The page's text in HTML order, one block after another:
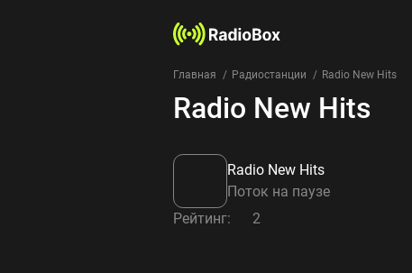
Главная Радиостанции Radio New Hits
Radio New Hits
Radio New Hits
Поток на паузе
Рейтинг: 2